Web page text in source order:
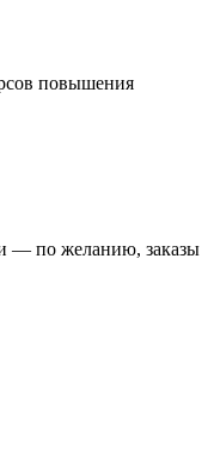
повышения
— по желанию, заказы